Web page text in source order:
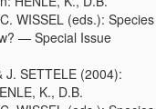
WISSEL (eds.): Species
— Special Issue
J. SETTELE (2004):
K., D.B.